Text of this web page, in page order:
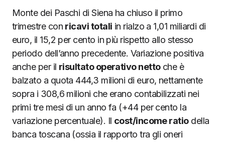
Monte dei Paschi di Siena ha chiuso il primo
trimestre con ricavi totali in rialzo a 1,01 miliardi di
euro, il 15,2 per cento in più rispetto allo stesso
periodo dell’anno precedente. Variazione positiva
anche per il risultato operativo nettoche è
balzato a quota 444,3 milioni di euro, nettamente
sopra i 308,6 milioni che erano contabilizzati nei
primi tre mesi di un anno fa (+44 per cento la
variazione percentuale). Il cost/income ratiodella
banca toscana (ossia il rapporto tra gli oneri